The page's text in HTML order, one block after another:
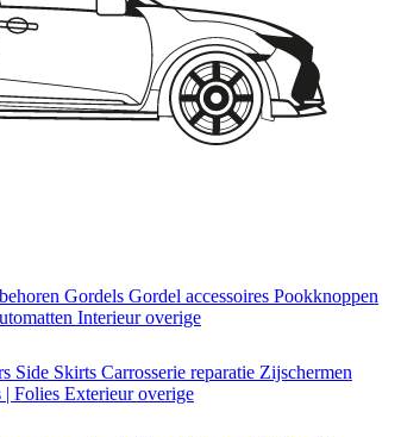
Gordels Gordel accessoires Pookknoppen
Interieur overige
Side Skirts Carrosserie reparatie Zijschermen
| Folies Exterieur overige